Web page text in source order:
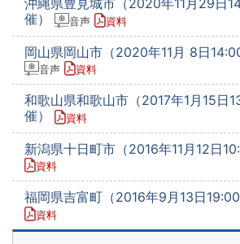
沖縄県豊見城市（2020年11月29日
催）
音声 資料
岡山県岡山市（2020年11月 8日
音声 資料
和歌山県和歌山市（2017年1月15日
催）
資料
新潟県十日町市（2016年11月12日
資料
福岡県吉富町（2016年9月13日
資料